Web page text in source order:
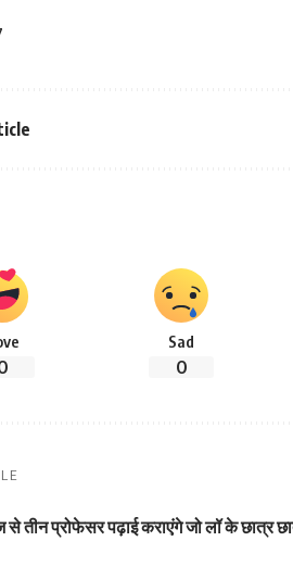
Sad
0
से तीन प्रोफेसर पढ़ाई कराएंगे जो लॉ के छात्र